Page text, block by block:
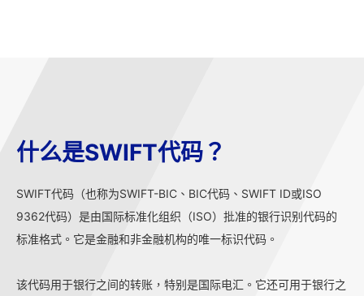
什么是SWIFT代码？
SWIFT代码（也称为SWIFT-BIC、BIC代码、SWIFT ID或ISO
9362代码）是由国际标准化组织（ISO）批准的银行识别代码的
标准格式。它是金融和非金融机构的唯一标识代码。
该代码用于银行之间的转账，特别是国际电汇。它还可用于银行之